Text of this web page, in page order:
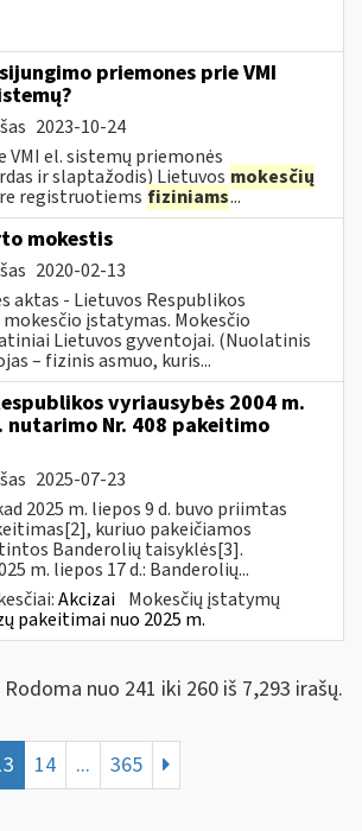
priemones prie VMI
2023-10-24
VMI el. sistemų priemonės
ir slaptažodis) Lietuvos mokesčių
registruotiems fiziniams...
mokestis
2020-02-13
aktas - Lietuvos Respublikos
įstatymas. Mokesčio
Lietuvos gyventojai. (Nuolatinis
– fizinis asmuo, kuris...
vyriausybės 2004 m.
nutarimo Nr. 408 pakeitimo
2025-07-23
2025 m. liepos 9 d. buvo priimtas
kuriuo pakeičiamos
Banderolių taisyklės[3].
m. liepos 17 d.: Banderolių...
Akcizai Mokesčių įstatymų
pakeitimai nuo 2025 m.
Rodoma nuo 241 iki 260 iš 7,293 irašų.
14 ... 365